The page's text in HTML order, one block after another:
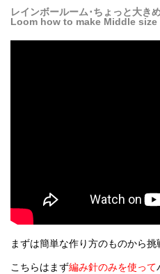
レインボールーム･ちょっと大き
Loom how to make Middle
まずは簡単な作り方のものから挑
こちらはまず編み針のみを使って